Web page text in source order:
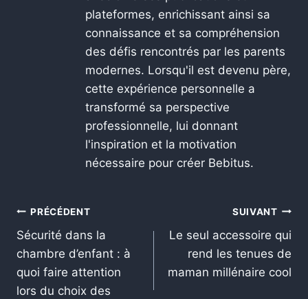
plateformes, enrichissant ainsi sa
connaissance et sa compréhension
des défis rencontrés par les parents
modernes. Lorsqu'il est devenu père,
cette expérience personnelle a
transformé sa perspective
professionnelle, lui donnant
l'inspiration et la motivation
nécessaire pour créer Bebitus.
PRÉCÉDENT
Sécurité dans la
chambre d’enfant : à
quoi faire attention
lors du choix des
SUIVANT
Le seul accessoire qui
rend les tenues de
maman millénaire cool